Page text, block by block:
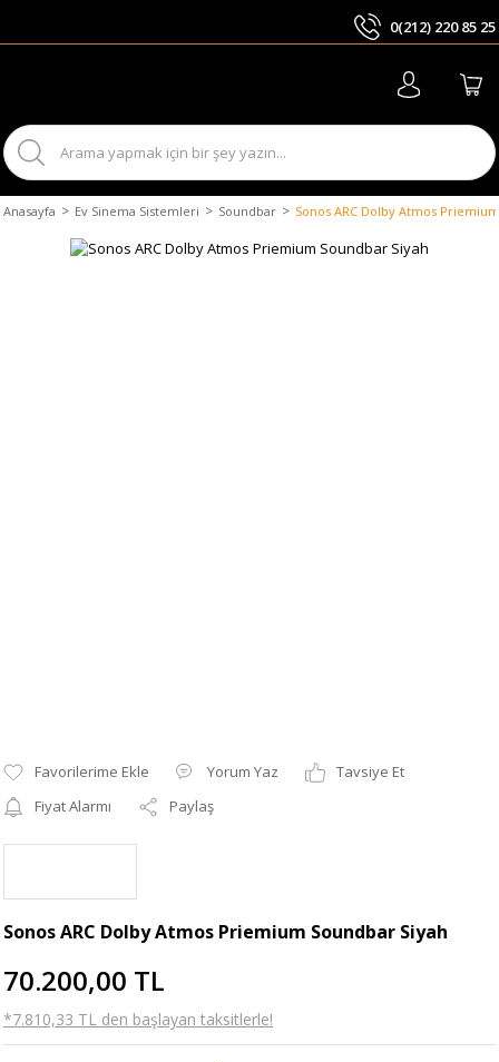
0(212) 220 85 25
Anasayfa Ev Sinema Sistemleri Soundbar Sonos ARC Dolby Atmos
Yorum Yaz
Tavsiye Et
Fiyat Alarmı
Paylaş
Sonos ARC Dolby Atmos Priemium Soundbar Siyah
70.200,00 TL
*7.810,33 TL den başlayan taksitlerle!